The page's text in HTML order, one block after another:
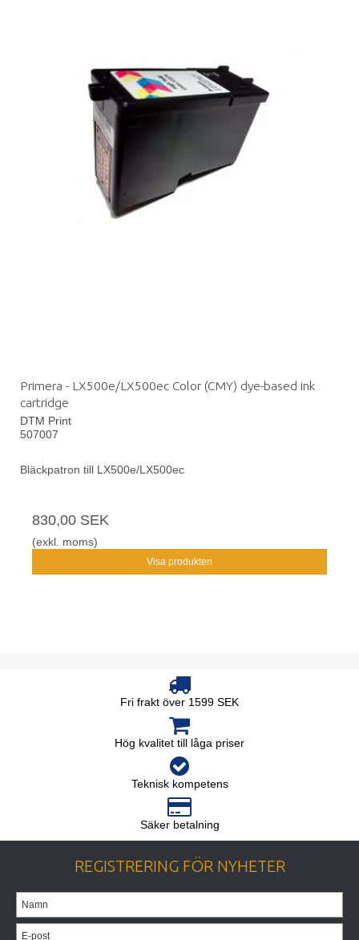
Primera - LX500e/LX500ec Color (CMY) dye-based ink
cartridge
DTM Print
507007
Bläckpatron till LX500e/LX500ec
830,00 SEK
(exkl. moms)
Visa produkten
Fri frakt över 1599 SEK
Hög kvalitet till låga priser
Teknisk kompetens
Säker betalning
REGISTRERING FÖR NYHETER